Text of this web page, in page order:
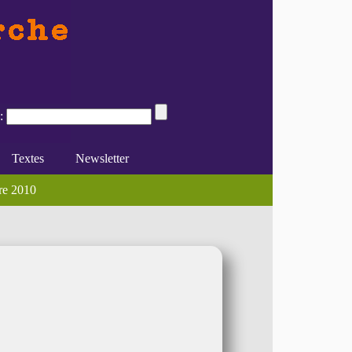
du féminisme
et le (...)
Textes
2010
Newsletter